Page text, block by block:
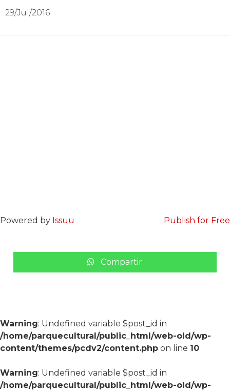
29/Jul/2016
Powered by Issuu Publish for Free
Compartir
Warning: Undefined variable $post_id in
/home/parquecultural/public_html/web-old/wp-
content/themes/pcdv2/content.php on line 10
Warning: Undefined variable $post_id in
/home/parquecultural/public_html/web-old/wp-